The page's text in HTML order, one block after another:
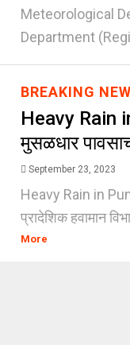
Meteorological
Department (Regi
BREAKING
Heavy Rain
मुसळधार
September 23, 2023
Heavy Rain in
प्रादेशिक हवामान
More